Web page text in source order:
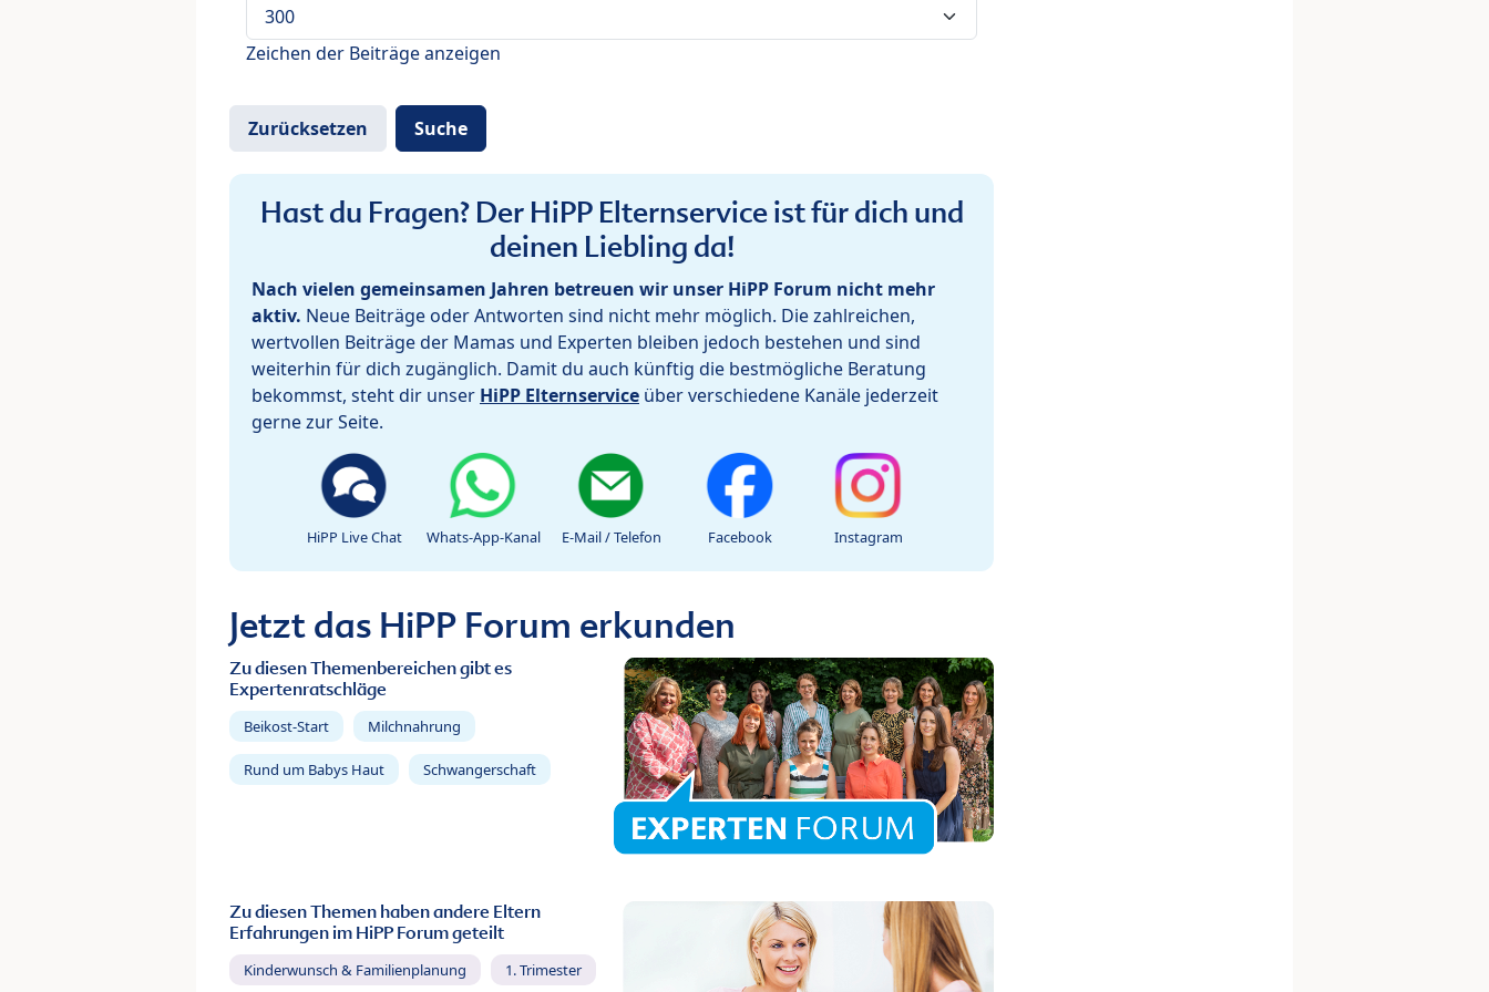
Zeichen der Beiträge anzeigen
Hast du Fragen? Der HiPP Elternservice ist für dich und
deinen Liebling da!
Nach vielen gemeinsamen Jahren betreuen wir unser HiPP Forum nicht mehr
aktiv. Neue Beiträge oder Antworten sind nicht mehr möglich. Die zahlreichen,
wertvollen Beiträge der Mamas und Experten bleiben jedoch bestehen und sind
weiterhin für dich zugänglich. Damit du auch künftig die bestmögliche Beratung
bekommst, steht dir unser HiPP Elternservice über verschiedene Kanäle jederzeit
gerne zur Seite.
HiPP Live Chat Whats-App-Kanal E-Mail / Telefon Facebook Instagram
Jetzt das HiPP Forum erkunden
Zu diesen Themenbereichen gibt es
Expertenratschläge
Beikost-Start Milchnahrung
Rund um Babys Haut Schwangerschaft
Zu diesen Themen haben andere Eltern
Erfahrungen im HiPP Forum geteilt
Kinderwunsch & Familienplanung 1. Trimester